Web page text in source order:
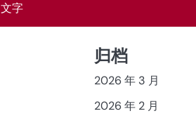
文字
归档
2026 年 3 月
2026 年 2 月